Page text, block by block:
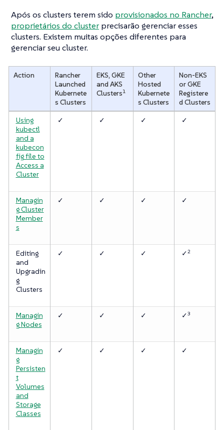
Após os clusters terem sido provisionados no Rancher,
proprietários do cluster precisarão gerenciar esses
clusters. Existem muitas opções diferentes para
gerenciar seu cluster.
Action
Rancher
Launched
Kubernete
s Clusters
EKS, GKE
and AKS
Clusters1
Other
Hosted
Kubernete
s Clusters
Non-EKS
or GKE
Registere
d Clusters
Using
kubectl
and a
kubecon
fig file to
Access a
Cluster
✓ ✓ ✓ ✓
Managin
g Cluster
Member
s
✓ ✓ ✓ ✓
Editing
and
Upgradin
g
Clusters
✓ ✓ ✓ ✓2
Managin
g Nodes
✓ ✓ ✓ ✓3
Managin
g
Persisten
t
Volumes
and
Storage
Classes
✓ ✓ ✓ ✓